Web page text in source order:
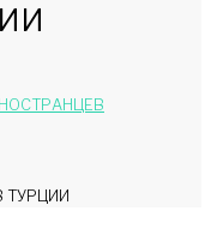
ТУРЦИИ